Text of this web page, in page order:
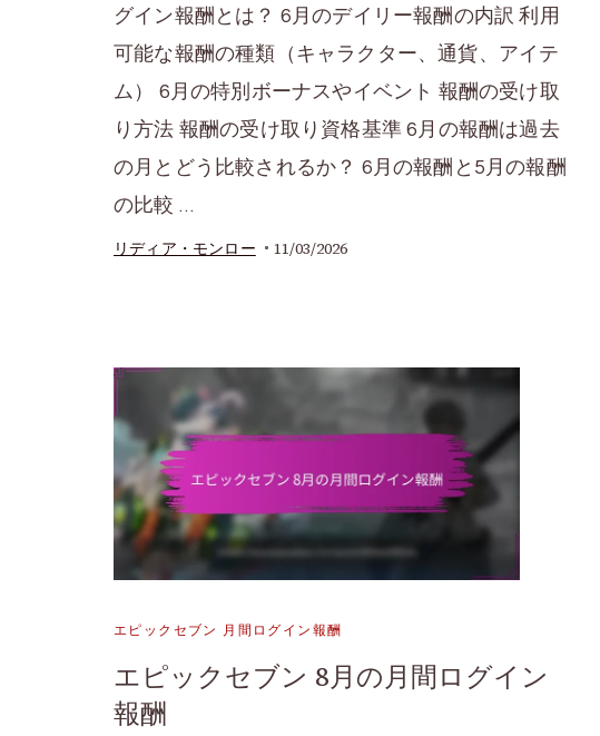
グイン報酬とは？ 6月のデイリー報酬の内訳 利用
可能な報酬の種類（キャラクター、通貨、アイテ
ム） 6月の特別ボーナスやイベント 報酬の受け取
り方法 報酬の受け取り資格基準 6月の報酬は過去
の月とどう比較されるか？ 6月の報酬と5月の報酬
の比較 …
リディア・モンロー 11/03/2026
エピックセブン 月間ログイン報酬
エピックセブン 8月の月間ログイン
報酬